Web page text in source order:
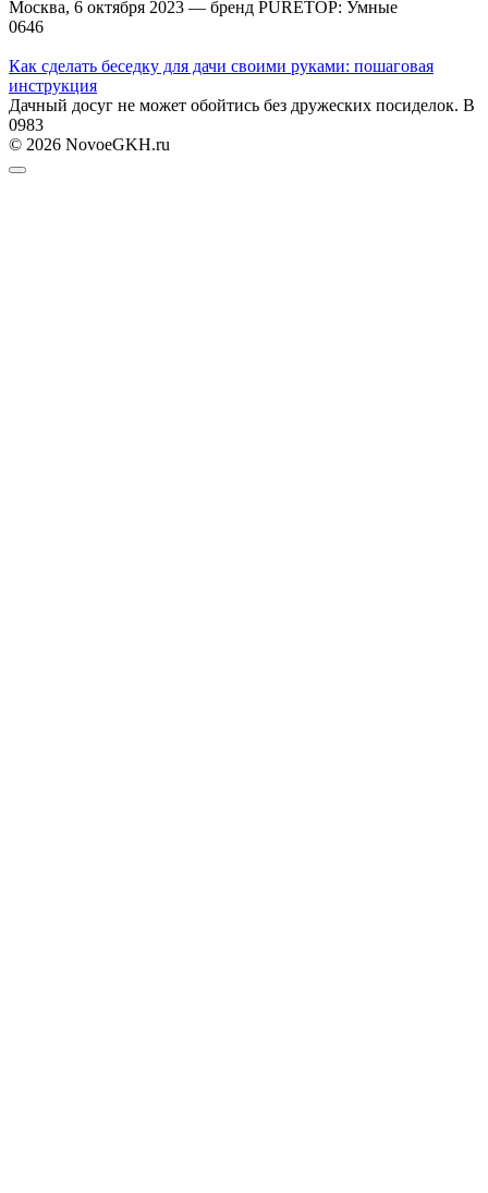
Москва, 6 октября 2023 — бренд PURETOP: Умные
0646
Как сделать беседку для дачи своими руками: пошаговая
инструкция
Дачный досуг не может обойтись без дружеских посиделок. В
0983
© 2026 NovoeGKH.ru